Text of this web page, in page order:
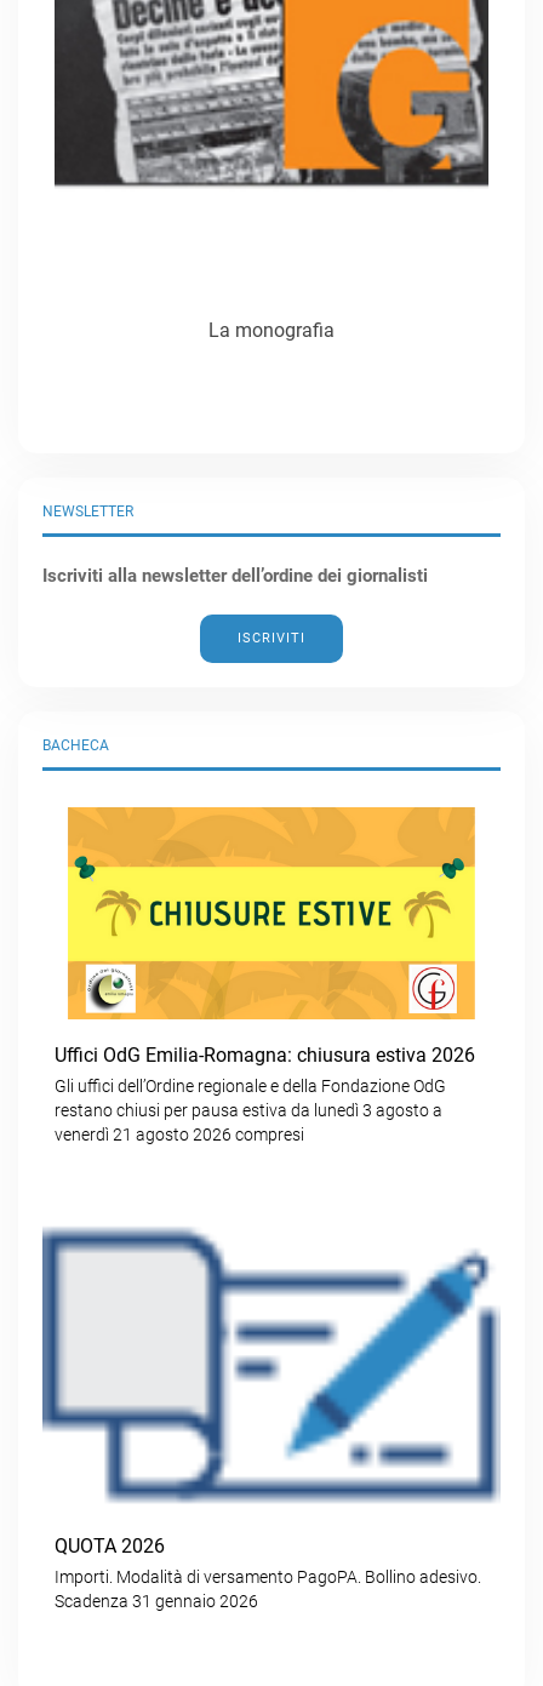
BACHECA
Uffici OdG Emilia-Romagna: chiusura estiva 2026
Gli uffici dell’Ordine regionale e della Fondazione OdG
restano chiusi per pausa estiva da lunedì 3 agosto a
venerdì 21 agosto 2026 compresi
QUOTA 2026
Importi. Modalità di versamento PagoPA. Bollino adesivo.
Scadenza 31 gennaio 2026
NEWSLETTER
Iscriviti alla newsletter dell’ordine dei giornalisti
ISCRIVITI
La monografia